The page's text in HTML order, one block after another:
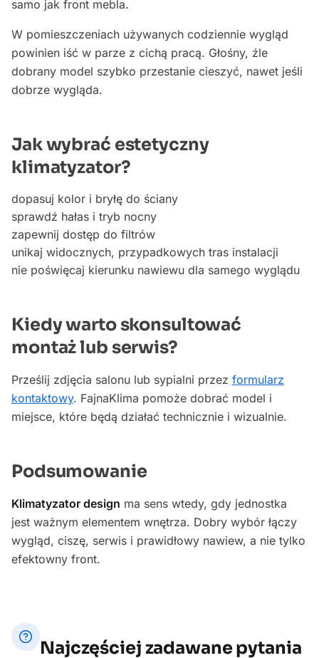
samo jak front mebla.
W pomieszczeniach używanych codziennie wygląd
powinien iść w parze z cichą pracą. Głośny, źle
dobrany model szybko przestanie cieszyć, nawet jeśli
dobrze wygląda.
Jak wybrać estetyczny
klimatyzator?
dopasuj kolor i bryłę do ściany
sprawdź hałas i tryb nocny
zapewnij dostęp do filtrów
unikaj widocznych, przypadkowych tras instalacji
nie poświęcaj kierunku nawiewu dla samego wyglądu
Kiedy warto skonsultować
montaż lub serwis?
Prześlij zdjęcia salonu lub sypialni przez formularz
kontaktowy. FajnaKlima pomoże dobrać model i
miejsce, które będą działać technicznie i wizualnie.
Podsumowanie
Klimatyzator design ma sens wtedy, gdy jednostka
jest ważnym elementem wnętrza. Dobry wybór łączy
wygląd, ciszę, serwis i prawidłowy nawiew, a nie tylko
efektowny front.
Najczęściej zadawane pytania